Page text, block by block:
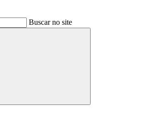
Buscar no site
Buscar